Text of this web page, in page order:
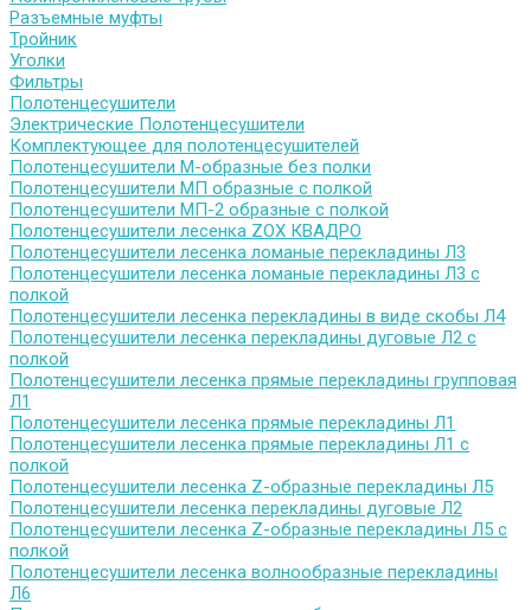
Разъемные муфты
Тройник
Уголки
Фильтры
Полотенцесушители
Электрические Полотенцесушители
Комплектующее для полотенцесушителей
Полотенцесушители М-образные без полки
Полотенцесушители МП образные с полкой
Полотенцесушители МП-2 образные с полкой
Полотенцесушители лесенка ZOX КВАДРО
Полотенцесушители лесенка ломаные перекладины Л3
Полотенцесушители лесенка ломаные перекладины Л3 с
полкой
Полотенцесушители лесенка перекладины в виде скобы Л4
Полотенцесушители лесенка перекладины дуговые Л2 с
полкой
Полотенцесушители лесенка прямые перекладины групповая
Л1
Полотенцесушители лесенка прямые перекладины Л1
Полотенцесушители лесенка прямые перекладины Л1 с
полкой
Полотенцесушители лесенка Z-образные перекладины Л5
Полотенцесушители лесенка перекладины дуговые Л2
Полотенцесушители лесенка Z-образные перекладины Л5 с
полкой
Полотенцесушители лесенка волнообразные перекладины
Л6